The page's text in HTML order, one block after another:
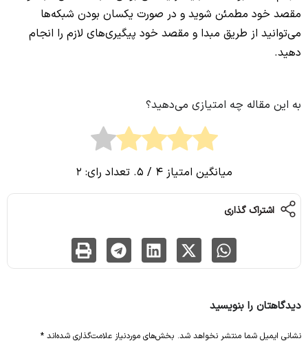
مقصد خود مطمئن شوید و در صورت یکسان بودن شبکه‌ها
می‌توانید از طریق مبدا و مقصد خود پیگیری‌های لازم را انجام
دهید.
به این مقاله چه امتیازی می‌دهید؟
میانگین امتیاز 4 / 5. تعداد رای: 2
اشتراک گذاری
دیدگاهتان را بنویسید
نشانی ایمیل شما منتشر نخواهد شد. بخش‌های موردنیاز علامت‌گذاری شده‌اند *